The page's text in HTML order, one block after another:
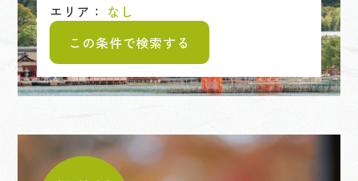
エリア： なし
この条件で検索する